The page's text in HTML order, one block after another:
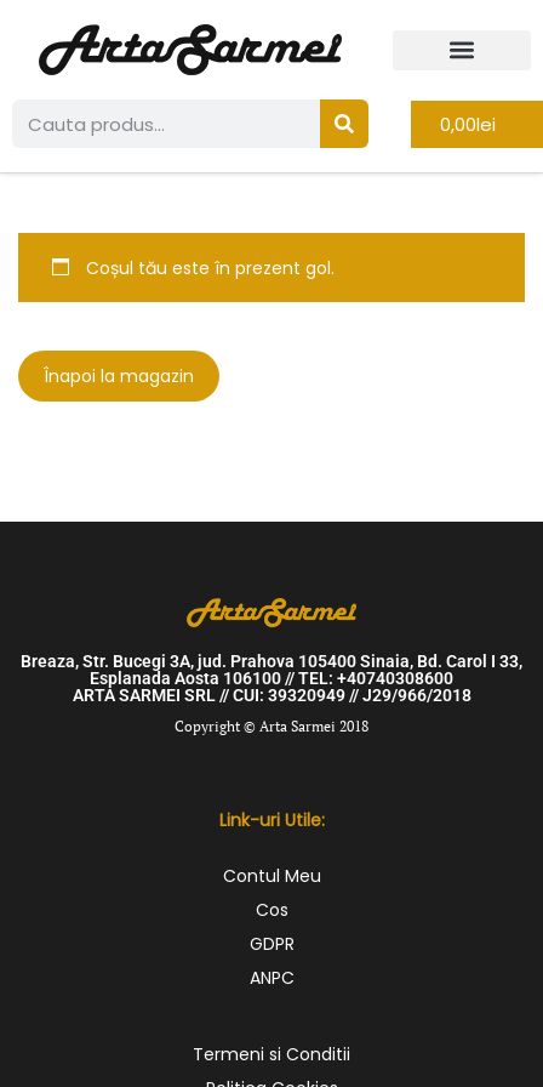
0,00lei
Coșul tău este în prezent gol.
Înapoi la magazin
Breaza, Str. Bucegi 3A, jud. Prahova 105400 Sinaia, Bd. Carol I 33,
Esplanada Aosta 106100 // TEL: +40740308600
ARTA SARMEI SRL // CUI: 39320949 // J29/966/2018
Copyright © Arta Sarmei 2018
Link-uri Utile:
Contul Meu
Cos
GDPR
ANPC
Termeni si Conditii